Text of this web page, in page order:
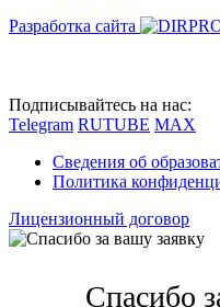
Разработка сайта
Подписывайтесь на нас:
Telegram RUTUBE MAX
Сведения об
Политика
Лицензионный договор
Спасибо